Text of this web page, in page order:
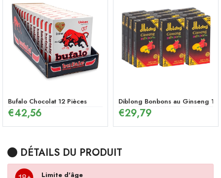
Bufalo Chocolat 12 Pièces
€42,56
Diblong Bonbons au Ginseng 12
€29,79
DÉTAILS DU PRODUIT
Limite d'âge